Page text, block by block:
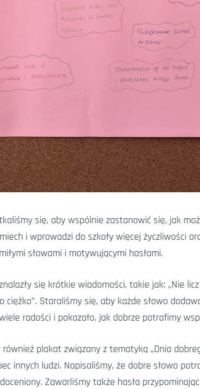
się, aby wspólnie zastanowić się, jak
i wprowadzi do szkoły więcej
słowami i motywującymi hasłami.
się krótkie wiadomości, takie jak: „Nie
ciężko”. Staraliśmy się, aby każde słowo
radości i pokazało, jak dobrze potrafimy
plakat związany z tematyką „Dnia
innych ludzi. Napisaliśmy, że dobre słowo
Zawarliśmy także hasła